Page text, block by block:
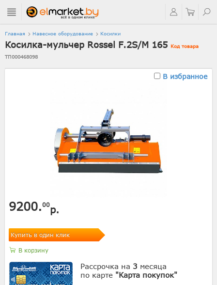
Главная Навесное оборудование Косилки
Косилка-мульчер Rossel F.2S/M 165 Код товара
ТП000468098
В избранное
9200.00р.
Купить в один клик
В корзину
Рассрочка на 3 месяца
по карте "Карта покупок"